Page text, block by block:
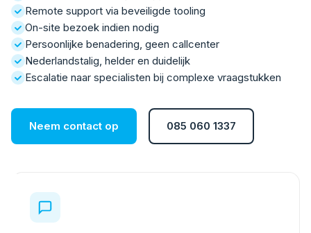
Remote support via beveiligde tooling
On-site bezoek indien nodig
Persoonlijke benadering, geen callcenter
Nederlandstalig, helder en duidelijk
Escalatie naar specialisten bij complexe vraagstukken
Neem contact op 085 060 1337